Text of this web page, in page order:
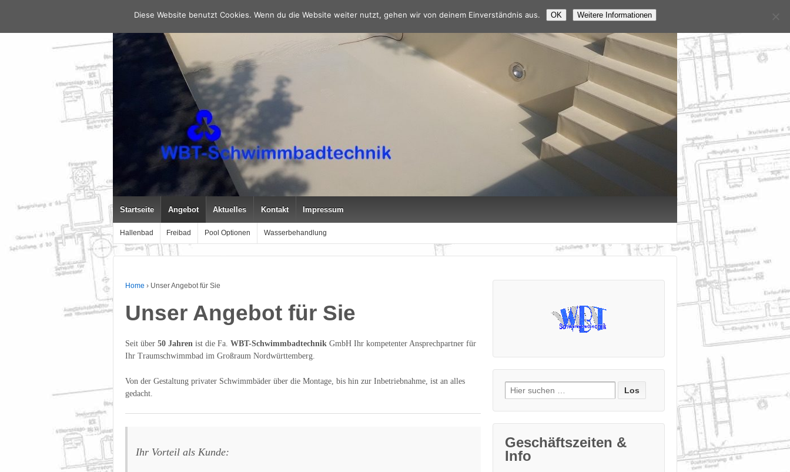
Startseite Angebot Aktuelles Kontakt Impressum
Hallenbad Freibad Pool Optionen Wasserbehandlung
Home › Unser Angebot für Sie
Unser Angebot für Sie
Seit über 50 Jahren ist die Fa. WBT-Schwimmbadtechnik GmbH Ihr kompetenter Ansprechpartner für
Ihr Traumschwimmbad im Großraum Nordwürttemberg.
Von der Gestaltung privater Schwimmbäder über die Montage, bis hin zur Inbetriebnahme, ist an alles
gedacht.
Ihr Vorteil als Kunde:
Suche
nach:
Geschäftszeiten &
Info
Diese Website benutzt Cookies. Wenn du die Website weiter nutzt, gehen wir von deinem Einverständnis aus. OK Weitere Informationen